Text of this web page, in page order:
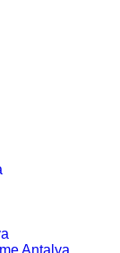
Antalya